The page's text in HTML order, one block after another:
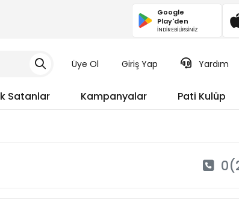
Google
Play'den
İNDİREBİLİRSİNİZ
Üye Ol Giriş Yap Yardım
Satanlar Kampanyalar Pati Kulüp